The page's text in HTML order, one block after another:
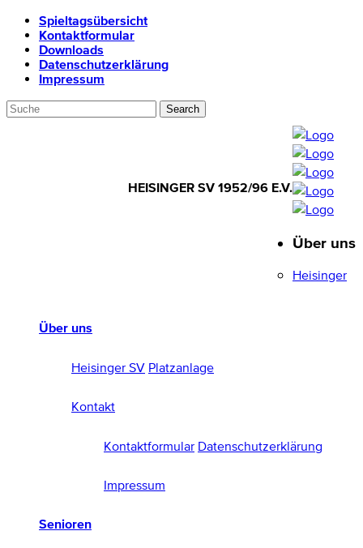
Spieltagsübersicht
Kontaktformular
Downloads
Datenschutzerklärung
Impressum
HEISINGER SV 1952/96 E.V.
1952/96 E.V.
Über uns
Heisinger SV Platzanlage
Kontakt
Kontaktformular Datenschutzerklärung
Impressum
Senioren
Über uns
Heisinger